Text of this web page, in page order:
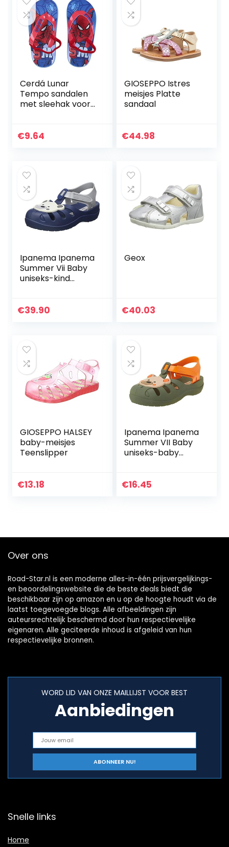
Cerdá Lunar
Tempo sandalen
met sleehak voor
€9.64
GIOSEPPO Istres
meisjes Platte
sandaal
€44.98
Ipanema Ipanema
Summer Vii Baby
uniseks-kind
€39.90
Geox
€40.03
GIOSEPPO HALSEY
baby-meisjes
Teenslipper
€13.18
Ipanema Ipanema
Summer VII Baby
uniseks-baby
€16.45
Over ons
Road-Star.nl is een moderne alles-in-één prijsvergelijkings-
en beoordelingswebsite die de beste deals biedt die
beschikbaar zijn op amazon en u op de hoogte houdt via de
laatst toegevoegde blogs. Alle afbeeldingen zijn
auteursrechtelijk beschermd door hun respectievelijke
eigenaren. Alle geciteerde inhoud is afgeleid van hun
respectievelijke bronnen.
WORD LID VAN ONZE MAILLIJST VOOR BEST
Aanbiedingen
Snelle links
Home